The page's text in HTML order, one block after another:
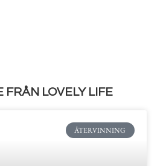
FRÅN LOVELY LIFE
ÅTERVINNING